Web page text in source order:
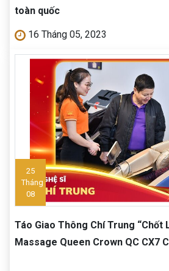
toàn quốc
16 Tháng 05, 2023
25
Tháng
08
Táo Giao Thông Chí Trung “Chốt
Massage Queen Crown QC CX7